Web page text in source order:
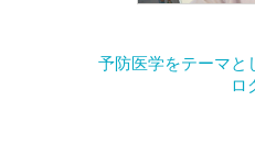
予防医学をテーマと
ロ